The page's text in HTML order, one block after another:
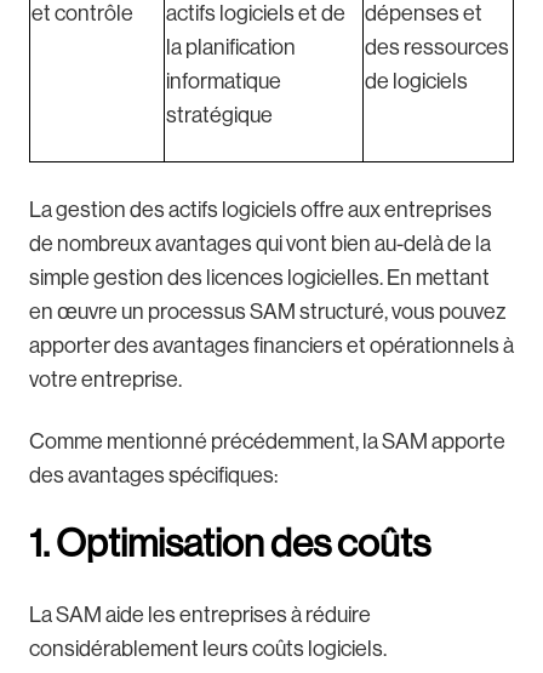
et contrôle
actifs logiciels et de
la planification
informatique
stratégique
dépenses et
des ressources
de logiciels
La gestion des actifs logiciels offre aux entreprises
de nombreux avantages qui vont bien au-delà de la
simple gestion des licences logicielles. En mettant
en œuvre un processus SAM structuré, vous pouvez
apporter des avantages financiers et opérationnels à
votre entreprise.
Comme mentionné précédemment, la SAM apporte
des avantages spécifiques:
1. Optimisation des coûts
La SAM aide les entreprises à réduire
considérablement leurs coûts logiciels.